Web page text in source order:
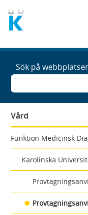
Sök på
Vård
Funktion Medicinsk
Karolinska